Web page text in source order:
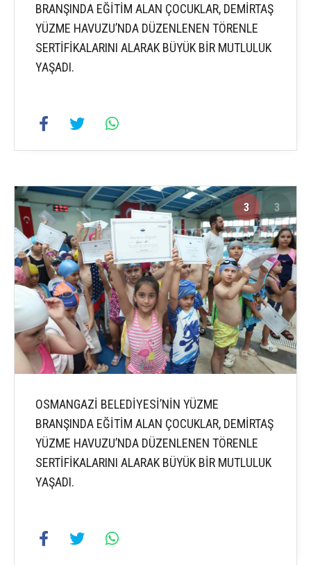
BRANŞINDA EĞİTİM ALAN ÇOCUKLAR, DEMİRTAŞ
YÜZME HAVUZU’NDA DÜZENLENEN TÖRENLE
SERTİFİKALARINI ALARAK BÜYÜK BİR MUTLULUK
YAŞADI.
3 3
OSMANGAZİ BELEDİYESİ’NİN YÜZME
BRANŞINDA EĞİTİM ALAN ÇOCUKLAR, DEMİRTAŞ
YÜZME HAVUZU’NDA DÜZENLENEN TÖRENLE
SERTİFİKALARINI ALARAK BÜYÜK BİR MUTLULUK
YAŞADI.